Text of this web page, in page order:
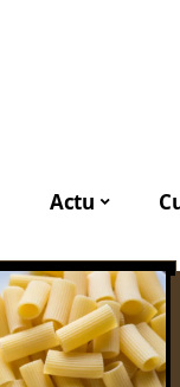
Actu